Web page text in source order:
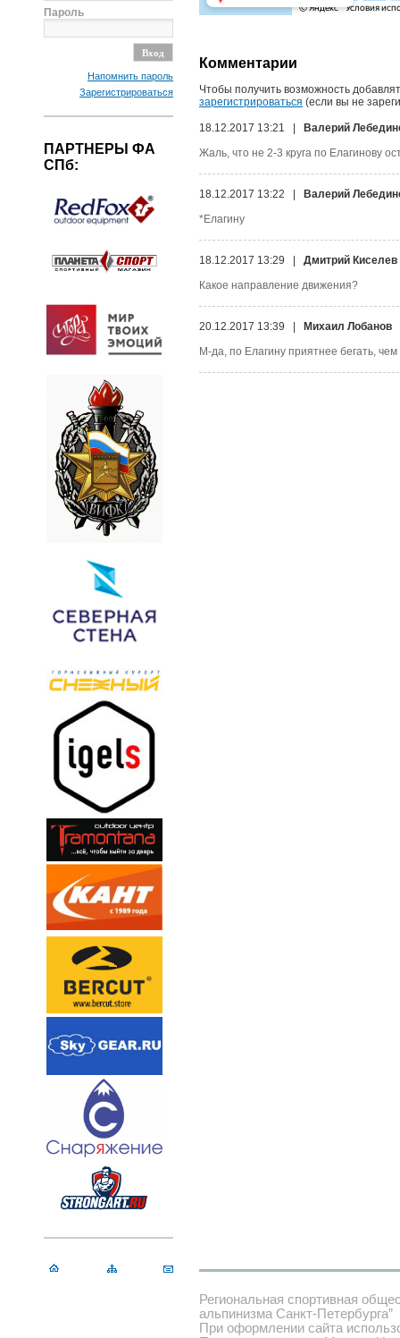
Пароль
Напомнить пароль
Зарегистрироваться
ПАРТНЕРЫ ФА
СПб:
Комментарии
Чтобы получить возможность
зарегистрироваться (если вы не
18.12.2017 13:21 |
Валерий
Жаль, что не 2-3 круга по Елагинову
18.12.2017 13:22 |
Валерий
*Елагину
18.12.2017 13:29 | Дмитрий Киселев
Какое направление движения?
20.12.2017 13:39 |
Михаил Лобанов
М-да, по Елагину приятнее бегать, чем
Региональная спортивная
альпинизма Санкт-Петербурга”
При оформлении сайта